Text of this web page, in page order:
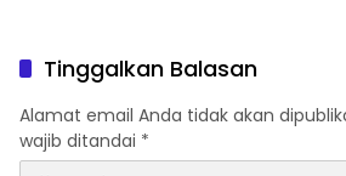
Tinggalkan Balasan
Alamat email Anda tidak akan
wajib ditandai *